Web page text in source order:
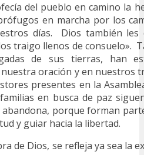
del pueblo en camino la
en marcha por los
días. Dios también les
traigo llenos de consuelo».
de sus tierras, han
oración y en nuestros
presentes en la
en busca de paz
porque forman
y guiar hacia la libertad.
de Dios, se refleja ya sea la